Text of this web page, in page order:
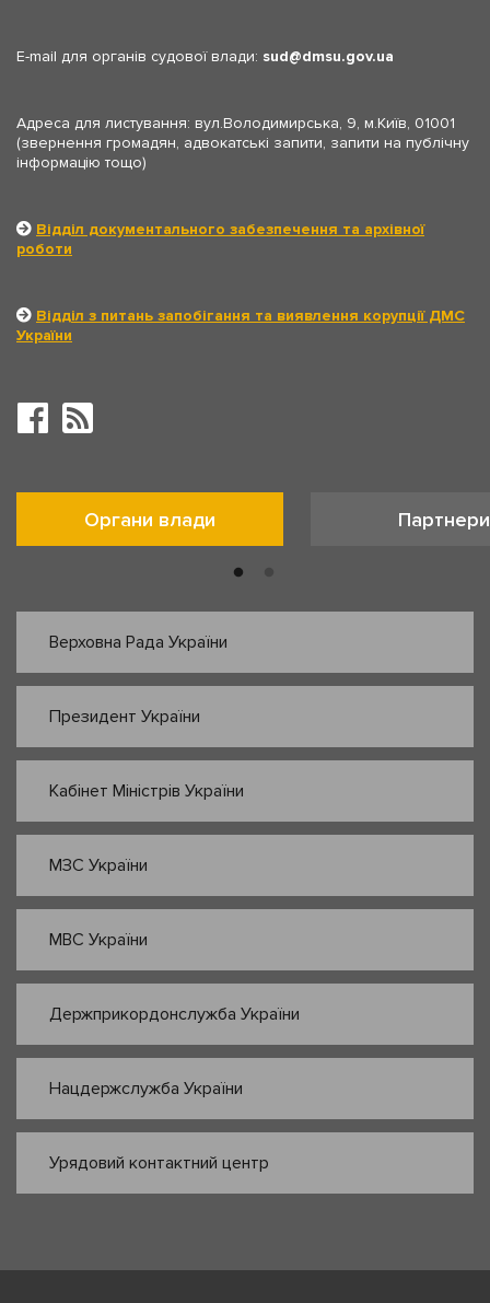
E-mail для органів судової влади: sud dmsu.gov.ua
Адреса для листування: вул.Володимирська, 9, м.Київ, 01001
(звернення громадян, адвокатські запити, запити на публічну
інформацію тощо)
Відділ документального забезпечення та архівної
роботи
Відділ з питань запобігання та виявлення корупції ДМС
України
Органи влади Партнери
Верховна Рада України
Президент України
Кабінет Міністрів України
МЗС України
МВС України
Держприкордонслужба України
Нацдержслужба України
Урядовий контактний центр